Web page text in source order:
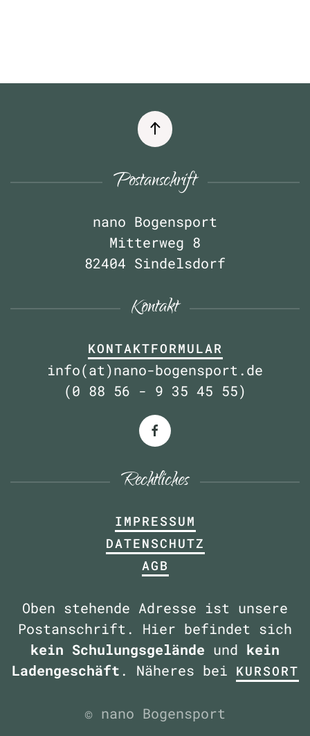
Postanschrift
nano Bogensport
Mitterweg 8
82404 Sindelsdorf
Kontakt
KONTAKTFORMULAR
info(at)nano-bogensport.de
(0 88 56 - 9 35 45 55)
Rechtliches
IMPRESSUM
DATENSCHUTZ
AGB
Oben stehende Adresse ist unsere
Postanschrift. Hier befindet sich
kein Schulungsgelände und kein
Ladengeschäft . Näheres bei KURSORT
© nano Bogensport